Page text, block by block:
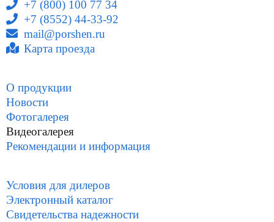
+7 (800) 100 77 34
+7 (8552) 44-33-92
mail@porshen.ru
Карта проезда
О продукции
Новости
Фотогалерея
Видеогалерея
Рекомендации и информация
Условия для дилеров
Электронный каталог
Свидетельства надежности